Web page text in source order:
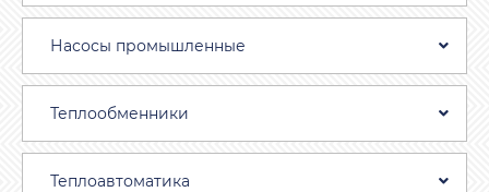
Насосы промышленные
Теплообменники
Теплоавтоматика